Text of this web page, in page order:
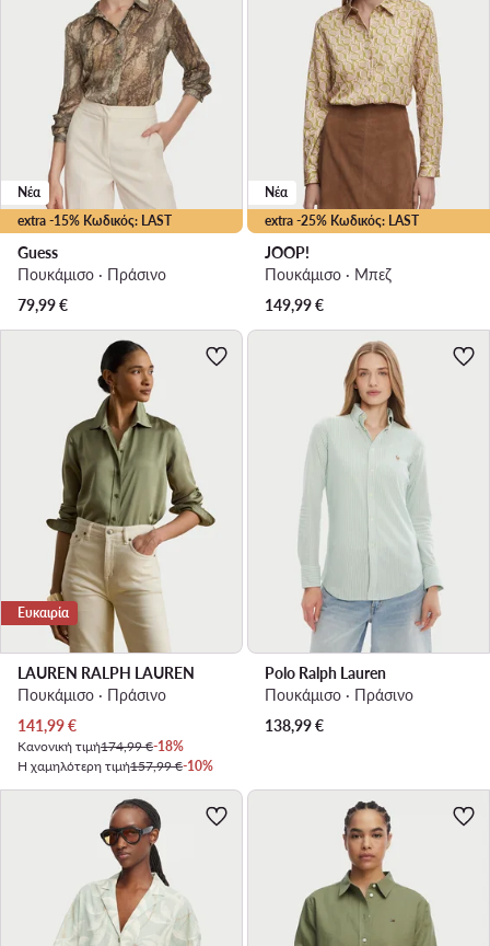
extra -15% Κωδικός: LAST
Νέα
Guess
Πουκάμισο · Πράσινο
79,99€
extra -25% Κωδικός: LAST
Νέα
JOOP!
Πουκάμισο · Μπεζ
149,99€
Ευκαιρία
LAUREN RALPH LAUREN
Πουκάμισο · Πράσινο
Τρέχουσα τιμή
141,99€
Κανονική τιμή174,99 €-18%
Η χαμηλότερη τιμή157,99 €-10%
Polo Ralph Lauren
Πουκάμισο · Πράσινο
138,99€